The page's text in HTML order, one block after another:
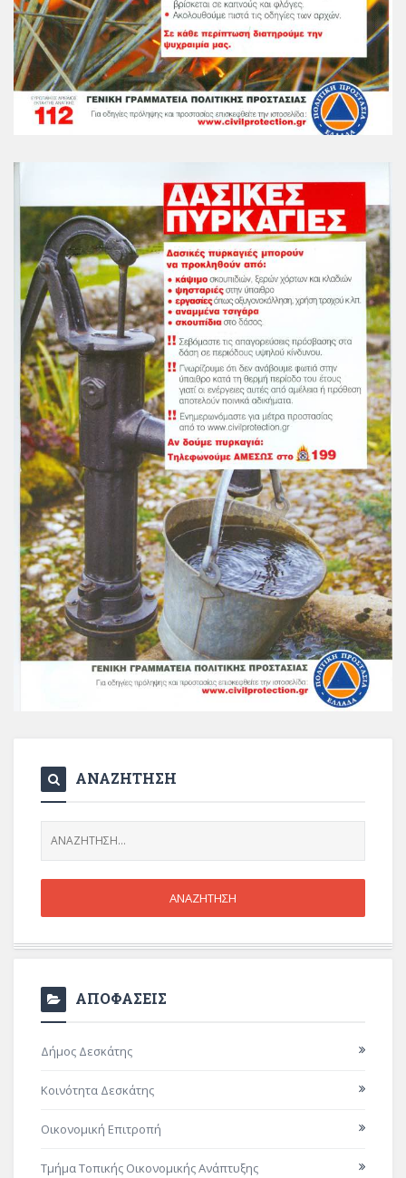
ΑΝΑΖΗΤΗΣΗ
ΑΠΟΦΑΣΕΙΣ
Δήμος Δεσκάτης
Κοινότητα Δεσκάτης
Οικονομική Επιτροπή
Τμήμα Τοπικής Οικονομικής Ανάπτυξης